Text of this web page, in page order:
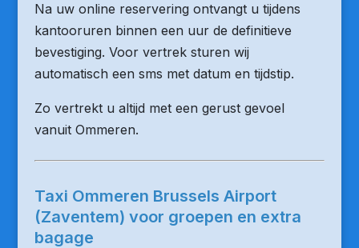
Na uw online reservering ontvangt u tijdens
kantooruren binnen een uur de definitieve
bevestiging. Voor vertrek sturen wij
automatisch een sms met datum en tijdstip.
Zo vertrekt u altijd met een gerust gevoel
vanuit Ommeren.
Taxi Ommeren Brussels Airport
(Zaventem) voor groepen en extra
bagage